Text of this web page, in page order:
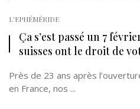
L'EPHÉMÉRIDE
Ça s’est passé un 7
suisses ont le droit de
Près de 23 ans après
en France, nos ...